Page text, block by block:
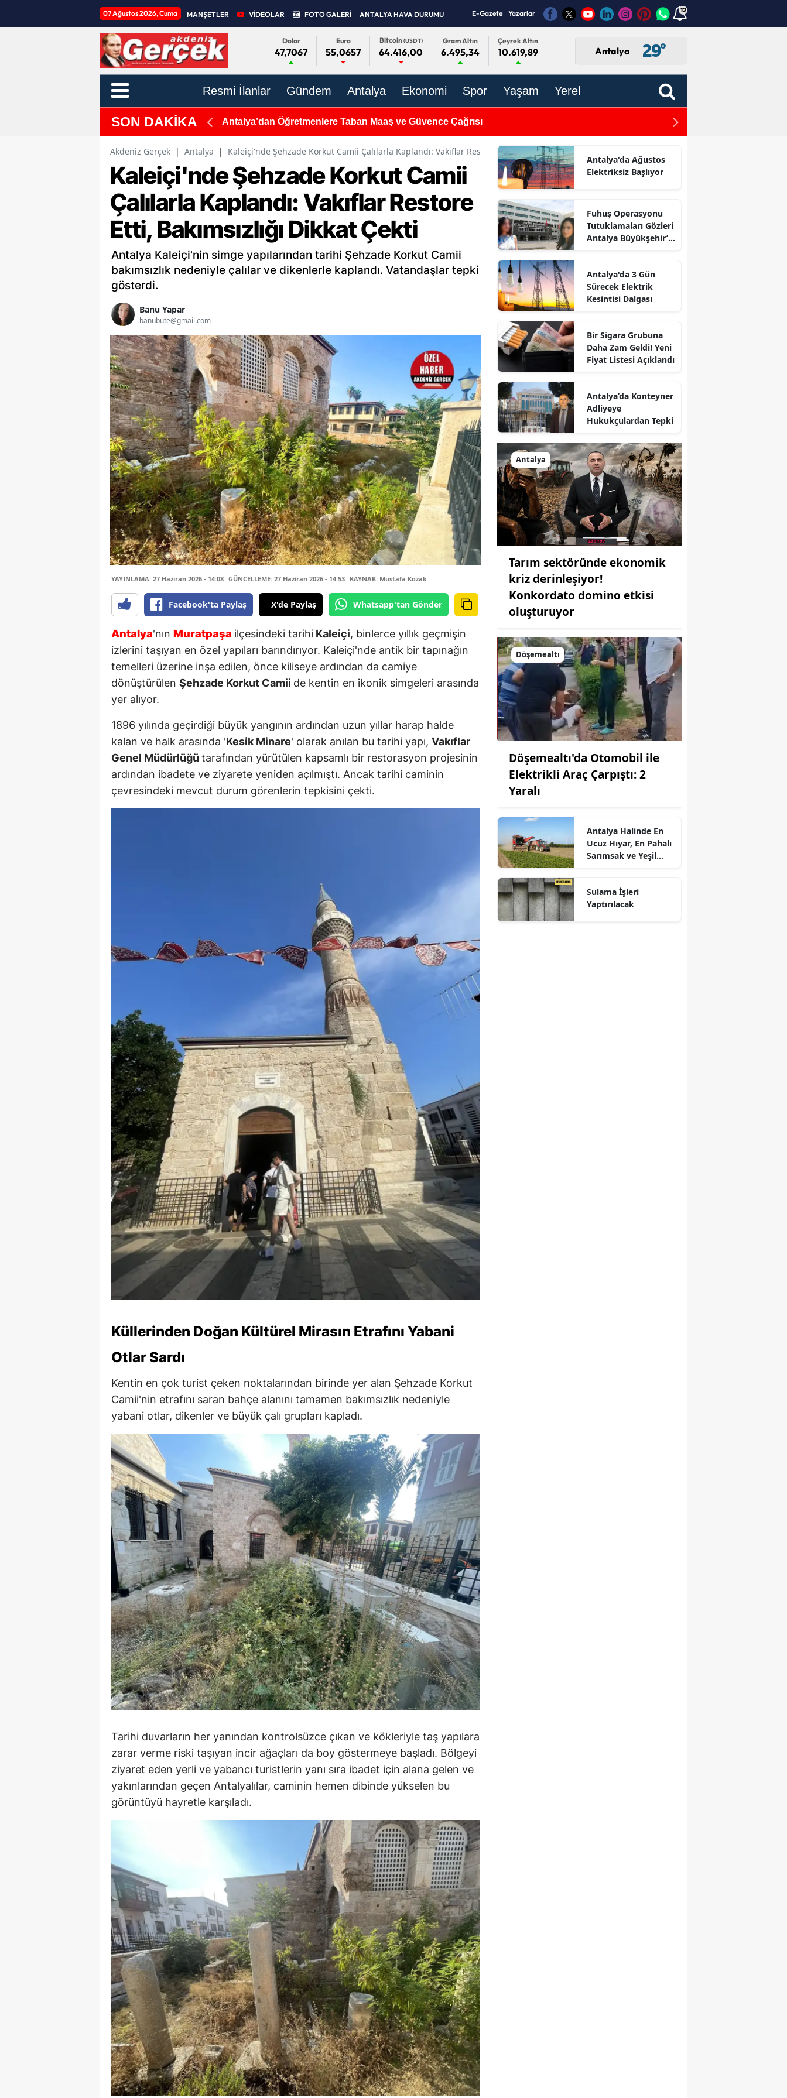
07 Ağustos 2026, Cuma MANŞETLER VİDEOLAR FOTO GALERİ ANTALYA HAVA DURUMU E-Gazete Yazarlar 12
Dolar
47,7067
Euro
55,0657
Bitcoin(USDT)
64.416,00
Gram Altın
6.495,34
Çeyrek Altın
10.619,89 Antalya 29°
Resmi İlanlar Gündem Antalya Ekonomi Spor Yaşam Yerel
SON DAKİKA Antalya’dan Öğretmenlere Taban Maaş ve Güvence Çağrısı Antalya'da Son Dakika
Akdeniz Gerçek | Antalya | Kaleiçi'nde Şehzade Korkut Camii Çalılarla Kaplandı: Vakıflar Restore Etti, Bakımsızlığı Dikkat Çekti
Kaleiçi'nde Şehzade Korkut Camii
Çalılarla Kaplandı: Vakıflar Restore
Etti, Bakımsızlığı Dikkat Çekti
Antalya Kaleiçi'nin simge yapılarından tarihi Şehzade Korkut Camii
bakımsızlık nedeniyle çalılar ve dikenlerle kaplandı. Vatandaşlar tepki
gösterdi.
Banu Yapar
banubute@gmail.com
YAYINLAMA: 27 Haziran 2026 - 14:08 GÜNCELLEME: 27 Haziran 2026 - 14:53 KAYNAK: Mustafa Kozak
Facebook'ta Paylaş X'de Paylaş Whatsapp'tan Gönder
Antalya'nın Muratpaşa ilçesindeki tarihi Kaleiçi, binlerce yıllık geçmişin
izlerini taşıyan en özel yapıları barındırıyor. Kaleiçi'nde antik bir tapınağın
temelleri üzerine inşa edilen, önce kiliseye ardından da camiye
dönüştürülen Şehzade Korkut Camii de kentin en ikonik simgeleri arasında
yer alıyor.
1896 yılında geçirdiği büyük yangının ardından uzun yıllar harap halde
kalan ve halk arasında 'Kesik Minare' olarak anılan bu tarihi yapı, Vakıflar
Genel Müdürlüğütarafından yürütülen kapsamlı bir restorasyon projesinin
ardından ibadete ve ziyarete yeniden açılmıştı. Ancak tarihi caminin
çevresindeki mevcut durum görenlerin tepkisini çekti.
Küllerinden Doğan Kültürel Mirasın Etrafını Yabani
Otlar Sardı
Kentin en çok turist çeken noktalarından birinde yer alan Şehzade Korkut
Camii'nin etrafını saran bahçe alanını tamamen bakımsızlık nedeniyle
yabani otlar, dikenler ve büyük çalı grupları kapladı.
Tarihi duvarların her yanından kontrolsüzce çıkan ve kökleriyle taş yapılara
zarar verme riski taşıyan incir ağaçları da boy göstermeye başladı. Bölgeyi
ziyaret eden yerli ve yabancı turistlerin yanı sıra ibadet için alana gelen ve
yakınlarından geçen Antalyalılar, caminin hemen dibinde yükselen bu
görüntüyü hayretle karşıladı.
Antalya'da Ağustos
Elektriksiz Başlıyor
Fuhuş Operasyonu
Tutuklamaları Gözleri
Antalya Büyükşehir’e
Antalya'da 3 Gün
Sürecek Elektrik
Kesintisi Dalgası
Bir Sigara Grubuna
Daha Zam Geldi! Yeni
Fiyat Listesi Açıklandı
Antalya’da Konteyner
Adliyeye
Hukukçulardan Tepki
Antalya
Tarım sektöründe ekonomik
kriz derinleşiyor!
Konkordato domino etkisi
oluşturuyor
Döşemealtı
Döşemealtı'da Otomobil ile
Elektrikli Araç Çarpıştı: 2
Yaralı
Antalya Halinde En
Ucuz Hıyar, En Pahalı
Sarımsak ve Yeşil
Sulama İşleri
Yaptırılacak